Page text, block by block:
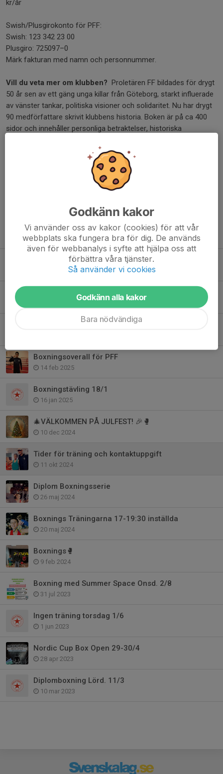
kr/år
Swish/Plusgirokonto för PFF:
Swish: 123 342 23 00
Plusgiro: 725097–0
Märk fakturan med namn och personnummer.
Vill du veta mer om klubben? Proletären FF bildades för drygt
50 år sen av ett gäng unga killar från Göteborg, starkt influerade
av vänster tankar, politiska visioner och solidaritet. Nu har drygt
90 medförfattare skrivit klubbens historia. Boken är på ca 400
sidor och innehåller personliga betraktelser, historiska
artiklar. Välkommen till klubbhuset på måndagar mellan 16-19
och kolla på boken och köpa ett exemplar!
Tidigare nyheter
Träningstider för boxningen
17 apr 2025
Anmälan och betalning för Boxning i PFF
Boxningsoverall för PFF
14 feb 2025
Boxningstävling 18/1
16 jan 2025
🎄VÄLKOMMEN PÅ JULFEST! 🎉🥊
10 dec 2024
Tider för träning och kontaktuppgift
11 okt 2024
Diplom Boxningsserie
26 maj 2024
Boxnings Träningarna 17-19:30 inställda
20 maj 2024
Boxnings🥊
9 feb 2024
Boxning med Summer Space Onsd. 2/8
31 jul 2023
Ingen träning torsdag 1/6
1 jun 2023
Nordic Cup Box Open 29-30/4
28 apr 2023
Diplomboxning Lörd. 11/3
10 mar 2023
Godkänn kakor
Vi använder oss av kakor (cookies) för att vår
webbplats ska fungera bra för dig. De används
även för webbanalys i syfte att hjälpa oss att
förbättra våra tjänster.
Så använder vi cookies
Godkänn alla kakor
Bara nödvändiga